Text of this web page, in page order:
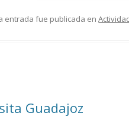
entrada fue publicada en
Guadajoz